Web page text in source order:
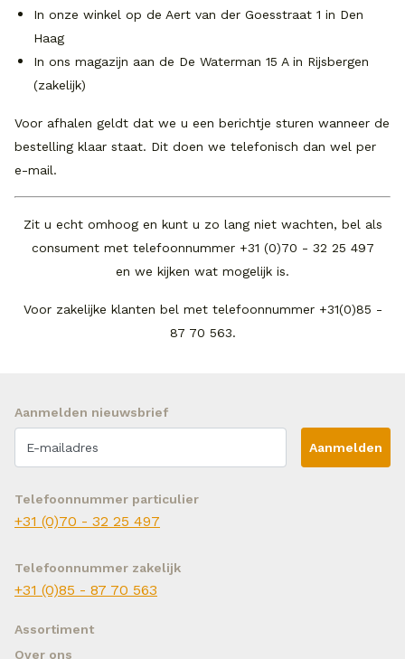
In onze winkel op de Aert van der Goesstraat 1 in Den
Haag
In ons magazijn aan de De Waterman 15 A in Rijsbergen
(zakelijk)
Voor afhalen geldt dat we u een berichtje sturen wanneer de
bestelling klaar staat. Dit doen we telefonisch dan wel per
e-mail.
Zit u echt omhoog en kunt u zo lang niet wachten, bel als
consument met telefoonnummer +31 (0)70 - 32 25 497
en we kijken wat mogelijk is.
Voor zakelijke klanten bel met telefoonnummer +31(0)85 -
87 70 563.
Assortiment
Over ons
Telefoonnummer particulier
+31 (0)70 - 32 25 497
Telefoonnummer zakelijk
+31 (0)85 - 87 70 563
Aanmelden nieuwsbrief
Aanmelden